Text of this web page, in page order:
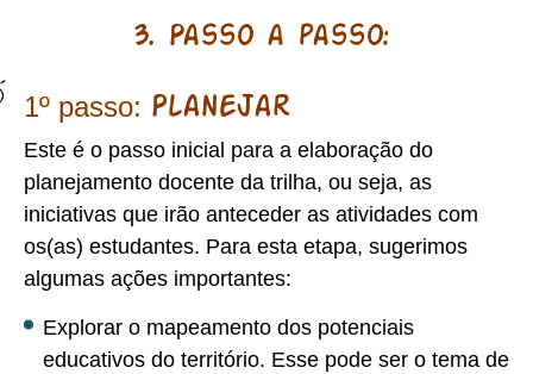
3. Passo a passo:
1º passo: Planejar
Este é o passo inicial para a elaboração do
planejamento docente da trilha, ou seja, as
iniciativas que irão anteceder as atividades com
os(as) estudantes. Para esta etapa, sugerimos
algumas ações importantes:
Explorar o mapeamento dos potenciais
educativos do território. Esse pode ser o tema de